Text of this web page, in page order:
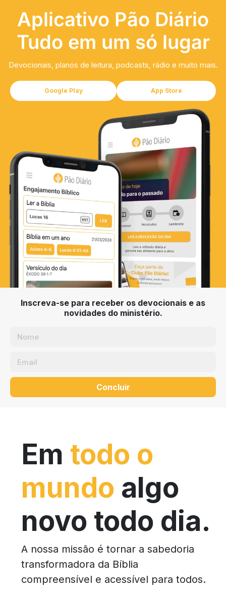
Aplicativo Pão Diário
Tudo em um só lugar
Devocionais, planos de leitura, podcasts, rádio e muito mais.
Google Play App Store
Inscreva-se para receber os devocionais e as
novidades do ministério.
Concluir
Em todo o
mundo algo
novo todo dia.
A nossa missão é tornar a sabedoria
transformadora da Bíblia
compreensível e acessível para todos.